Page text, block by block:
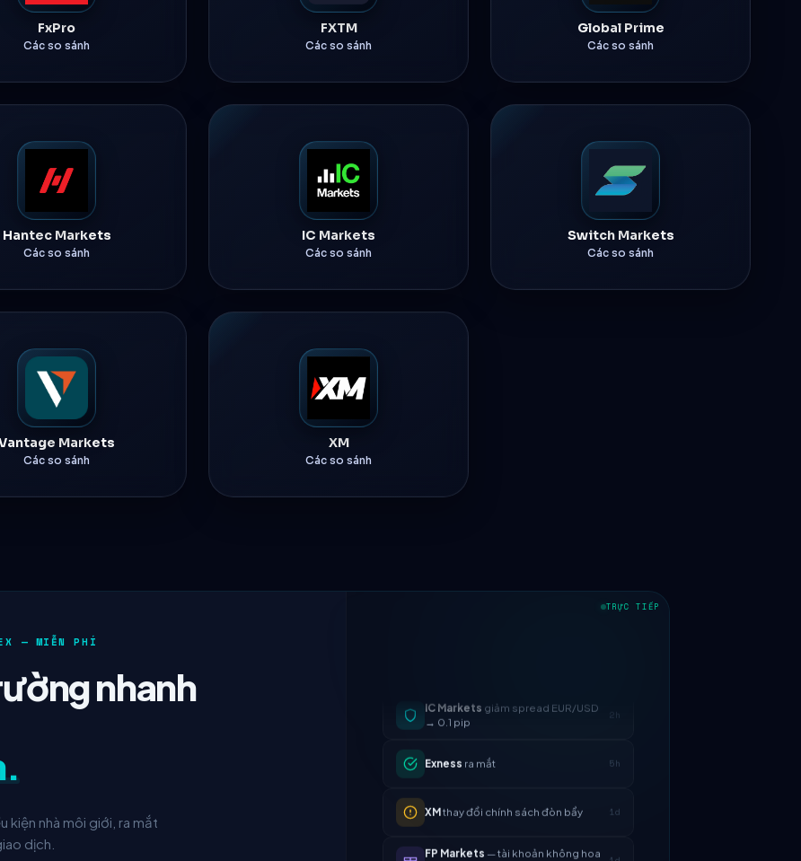
FxPro
Các so sánh
FXTM
Các so sánh
Global Prime
Các so sánh
Hantec Markets
Các so sánh
IC Markets
Các so sánh
Switch Markets
Các so sánh
Markets
Các so sánh
XM
Các so sánh
— MIỄN PHÍ
nhanh
kiện nhà môi giới, ra mắt
dịch.
TRỰC TIẾP
Exnessra mắt 5h
XMthay đổi chính sách đòn bẩy 1d
FP Markets — tài khoản không hoa
hồng mới
1d